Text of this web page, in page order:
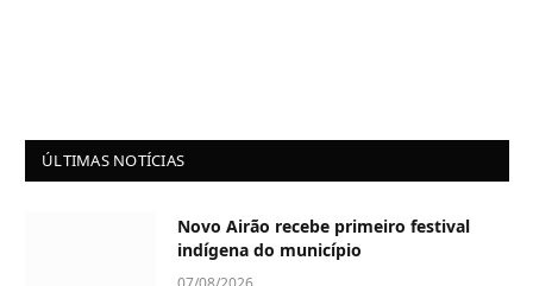
ÚLTIMAS NOTÍCIAS
Novo Airão recebe primeiro festival
indígena do município